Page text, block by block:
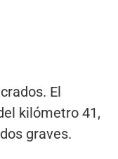
El
kilómetro 41,
graves.